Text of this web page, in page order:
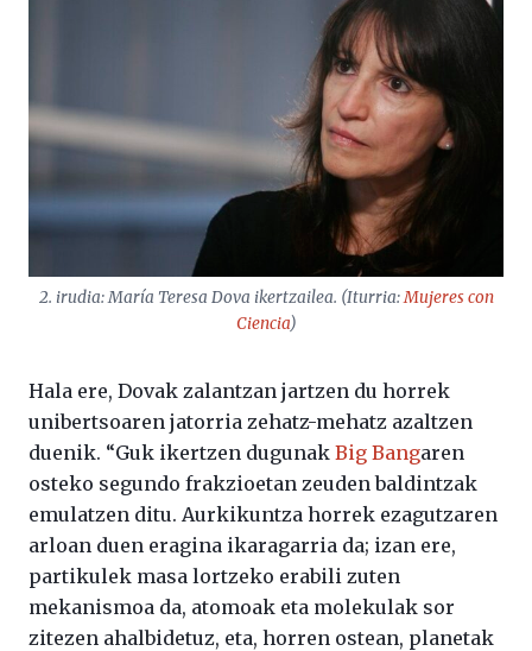
2. irudia: María Teresa Dova ikertzailea. (Iturria:Mujeres con
Ciencia)
Hala ere, Dovak zalantzan jartzen du horrek
unibertsoaren jatorria zehatz-mehatz azaltzen
duenik. “Guk ikertzen dugunak Big Bangaren
osteko segundo frakzioetan zeuden baldintzak
emulatzen ditu. Aurkikuntza horrek ezagutzaren
arloan duen eragina ikaragarria da; izan ere,
partikulek masa lortzeko erabili zuten
mekanismoa da, atomoak eta molekulak sor
zitezen ahalbidetuz, eta, horren ostean, planetak